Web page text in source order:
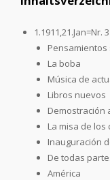
1.1911,21.Jan=Nr. 3
Pensamientos
La boba
Música de
Libros nuevos
Demostración
La misa de los
Inauguración
De todas
América